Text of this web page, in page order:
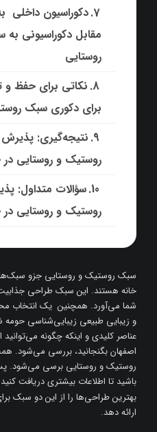
دکوراسیون داخلی
مقابل دکوراسیونی
روستایی
نکاتی برای حفظ و
برای دکوری سبک
نتیجه‌گیری:
روستیک و روستایی
سؤالات متداول:
روستیک و روستایی در
سبک روستیک و روستایی جزو
خانه هستند. این سبک طراحی
شما می‌آورد. همچنین یک انتخاب
و زیبایی طبیعی زیبایی‌شناسی حومه
عناصر کلیدی و اینکه چگونه
اصفهان بگنجانید، بررسی می‌شود.
روستیک و روستایی برسی می‌شود. پس
باشید تا اطلاعات بیشتری دریافت
بهترین طراحی‌ها را از این دو سبک
ارائه دهد.